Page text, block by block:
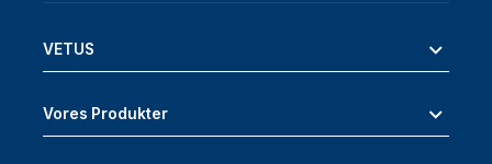
VETUS
Vores Produkter